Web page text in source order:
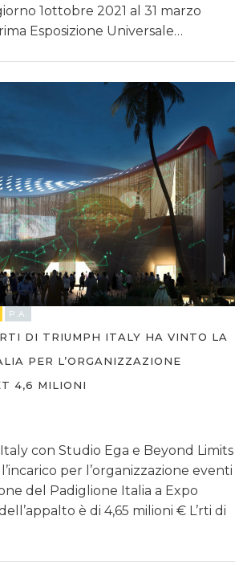
1ottobre 2021 al 31 marzo
Esposizione Universale…
P.A.
DI TRIUMPH ITALY HA VINTO LA
PER L’ORGANIZZAZIONE
4,6 MILIONI
con Studio Ega e Beyond Limits
per l’organizzazione eventi
del Padiglione Italia a Expo
è di 4,65 milioni € L’rti di